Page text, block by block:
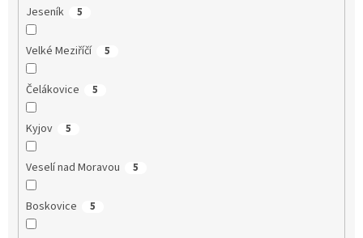
Jeseník 5
Velké Meziříčí 5
Čelákovice 5
Kyjov 5
Veselí nad Moravou 5
Boskovice 5